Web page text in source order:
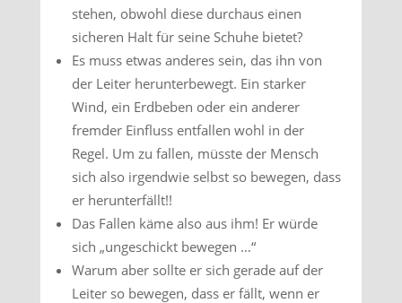
stehen, obwohl diese durchaus einen
sicheren Halt für seine Schuhe bietet?
Es muss etwas anderes sein, das ihn von
der Leiter herunterbewegt. Ein starker
Wind, ein Erdbeben oder ein anderer
fremder Einfluss entfallen wohl in der
Regel. Um zu fallen, müsste der Mensch
sich also irgendwie selbst so bewegen, dass
er herunterfällt!!
Das Fallen käme also aus ihm! Er würde
sich „ungeschickt bewegen …“
Warum aber sollte er sich gerade auf der
Leiter so bewegen, dass er fällt, wenn er